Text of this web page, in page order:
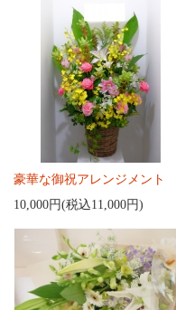
豪華な御祝アレンジメント
10,000円(税込11,000円)